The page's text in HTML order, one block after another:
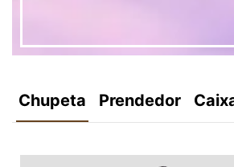
Chupeta Prendedor